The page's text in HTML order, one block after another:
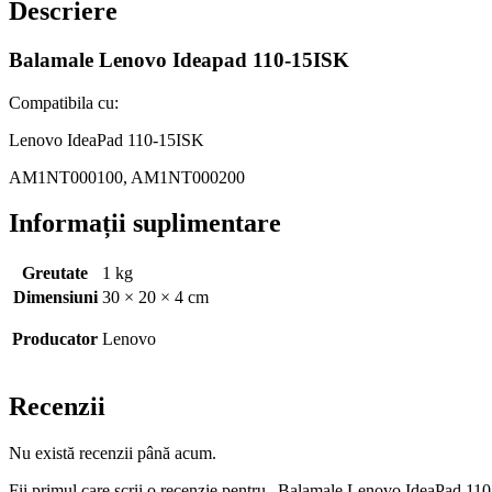
Descriere
Balamale Lenovo Ideapad 110-15ISK
Compatibila cu:
Lenovo IdeaPad 110-15ISK
AM1NT000100, AM1NT000200
Informații suplimentare
Greutate
1 kg
Dimensiuni 30 × 20 × 4 cm
Producator Lenovo
Recenzii
Nu există recenzii până acum.